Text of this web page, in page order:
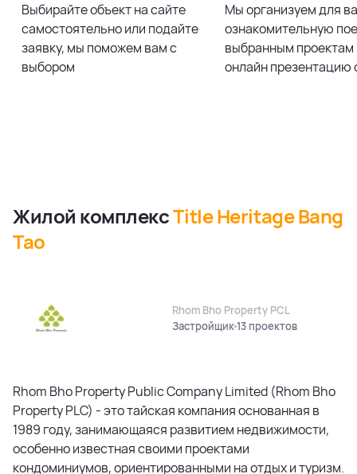
Выбирайте объект на сайте
самостоятельно или подайте
заявку, мы поможем вам с
выбором
Мы организуем для
ознакомительную
выбранным проектам
онлайн презентацию
Жилой комплексTitle Heritage Bang
Tao
Rhom Bho Property PCL
Застройщик13 проектов
Rhom Bho Property Public Company Limited (Rhom Bho
Property PLC) - это тайская компания основанная в
1989 году, занимающаяся развитием недвижимости,
особенно известная своими проектами
кондоминиумов, ориентированными на отдых и туризм.